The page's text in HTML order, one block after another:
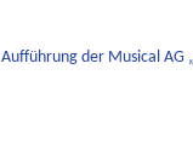
Aufführung der Musical AG